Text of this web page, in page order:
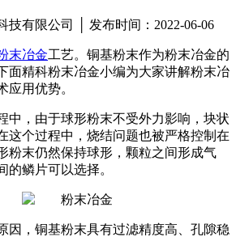
技有限公司 │ 发布时间：2022-06-06
末冶金工艺。铜基粉末作为粉末冶金的
面精科粉末冶金小编为大家讲解粉末冶
应用优势。
中，由于球形粉末不受外力影响，块状
这个过程中，烧结问题也被严格控制在
粉末仍然保持球形，颗粒之间形成气
的鳞片可以选择。
因，铜基粉末具有过滤精度高、孔隙稳